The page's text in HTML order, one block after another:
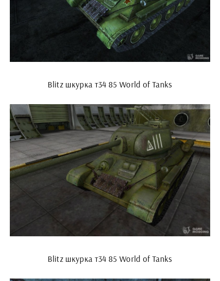
Blitz шкурка т34 85 World of Tanks
Blitz шкурка т34 85 World of Tanks